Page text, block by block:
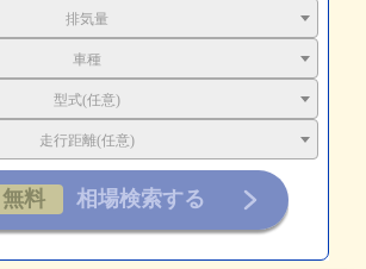
排気量
車種
型式(任意)
走行距離(任意)